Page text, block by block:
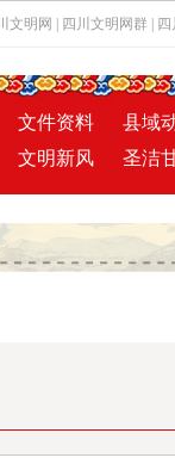
文明网 四川文明网群
文件资料 县域
文明新风 圣洁